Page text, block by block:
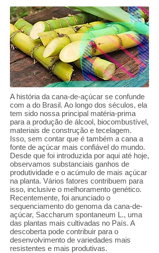
A história da cana-de-açúcar se confunde
com a do Brasil. Ao longo dos séculos, ela
tem sido nossa principal matéria-prima
para a produção de álcool, biocombustível,
materiais de construção e tecelagem.
Isso, sem contar que é também a cana a
fonte de açúcar mais confiável do mundo.
Desde que foi introduzida por aqui até hoje,
observamos substanciais ganhos de
produtividade e o acúmulo de mais açúcar
na planta. Vários fatores contribuem para
isso, inclusive o melhoramento genético.
Recentemente, foi anunciado o
sequenciamento do genoma da cana-de-
açúcar, Saccharum spontaneum L., uma
das plantas mais cultivadas no País. A
descoberta pode contribuir para o
desenvolvimento de variedades mais
resistentes e mais produtivas.